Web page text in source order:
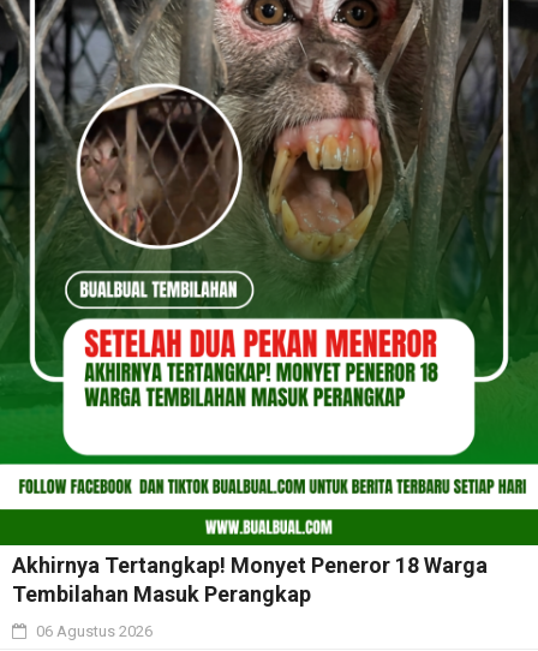
Akhirnya Tertangkap! Monyet Peneror 18 Warga
Tembilahan Masuk Perangkap
06 Agustus 2026